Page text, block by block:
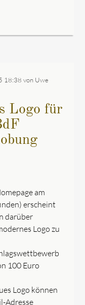
18:38 von Uwe
Logo für
am
erscheint
darüber
Logo zu
100 Euro
Logo können
Adresse